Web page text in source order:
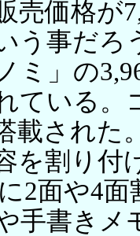
売価格が
う事だろ
ミ」の
ている。
載された
を割り付
2面や4
手書きメ